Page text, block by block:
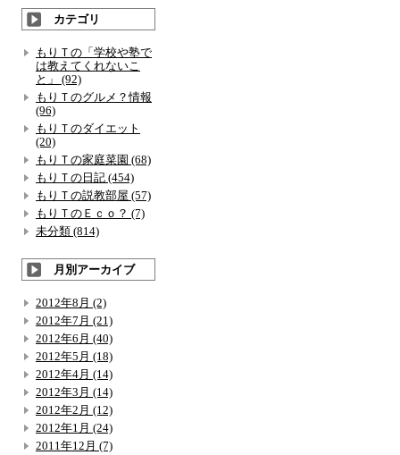
カテゴリ
もりＴの「学校や塾で
は教えてくれないこ
と」 (92)
もりＴのグルメ？情報
(96)
もりＴのダイエット
(20)
もりＴの家庭菜園 (68)
もりＴの日記 (454)
もりＴの説教部屋 (57)
もりＴのＥｃｏ？ (7)
未分類 (814)
月別アーカイブ
2012年8月 (2)
2012年7月 (21)
2012年6月 (40)
2012年5月 (18)
2012年4月 (14)
2012年3月 (14)
2012年2月 (12)
2012年1月 (24)
2011年12月 (7)